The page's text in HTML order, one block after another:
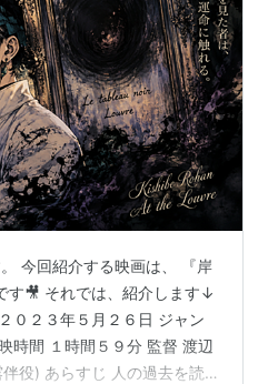
今回紹介する映画は、 『岸
す🎥 それでは、紹介します↓
０２３年５月２６日 ジャン
時間 １時間５９分 監督 渡辺
役) あらすじ 人の過去を読